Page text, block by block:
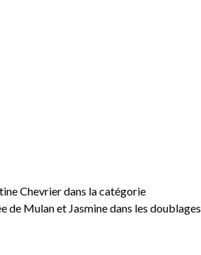
Chevrier dans la catégorie
de Mulan et Jasmine dans les doublages